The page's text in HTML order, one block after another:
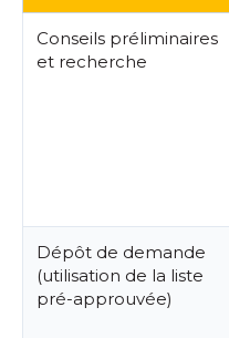
Conseils préliminaires
et recherche
Dépôt de demande
(utilisation de la liste
pré-approuvée)